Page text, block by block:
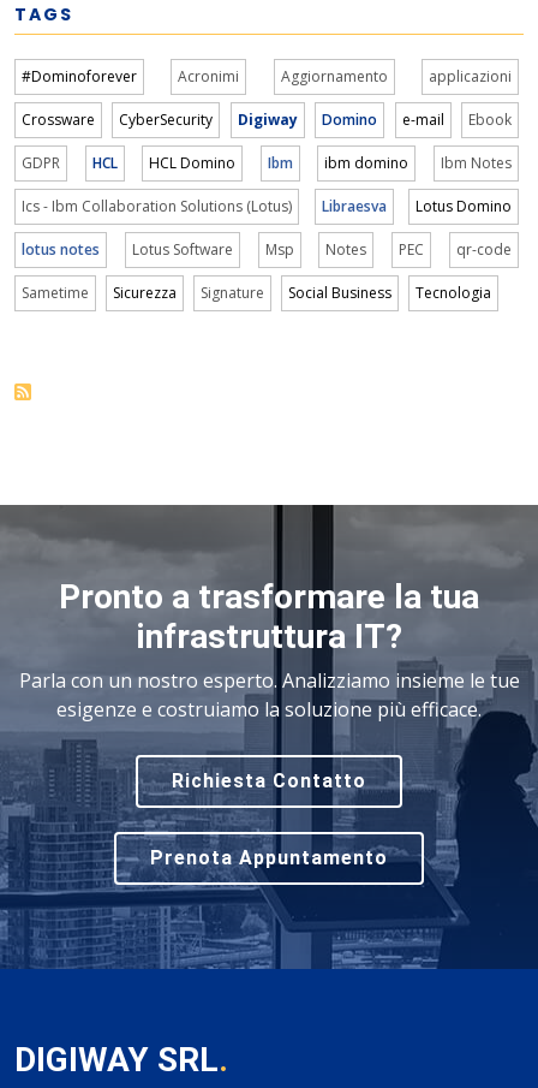
TAGS
#Dominoforever Acronimi Aggiornamento applicazioni
Crossware CyberSecurity Digiway Domino e-mail Ebook
GDPR HCL HCL Domino Ibm ibm domino Ibm Notes
Ics - Ibm Collaboration Solutions (Lotus) Libraesva Lotus Domino
lotus notes Lotus Software Msp Notes PEC qr-code
Sametime Sicurezza Signature Social Business Tecnologia
Pronto a trasformare la tua
infrastruttura IT?
Parla con un nostro esperto. Analizziamo insieme le tue
esigenze e costruiamo la soluzione più efficace.
Richiesta Contatto
Prenota Appuntamento
DIGIWAY SRL.